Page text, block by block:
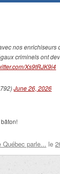
nos
criminels ont
Xs9tRJK9i4
June 26, 2026
Québec parle... le